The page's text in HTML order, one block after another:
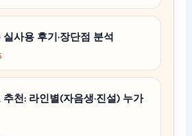
사용 후기·장단점 분석
천: 라인별(자음생·진설) 누가